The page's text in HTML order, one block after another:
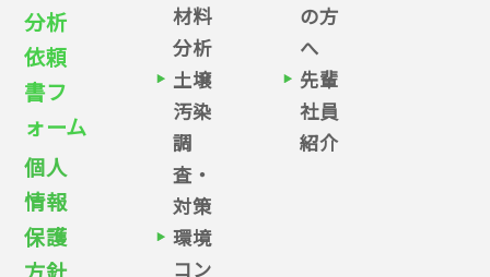
分析
依頼
書フ
ォーム
個人
情報
保護
材料
分析
土壌
汚染
調
査・
対策
環境
コン
の方
へ
先輩
社員
紹介